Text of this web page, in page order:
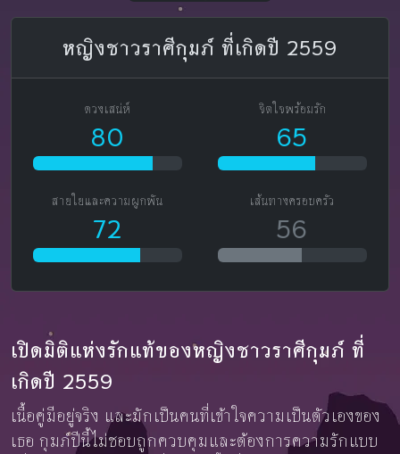
หญิงชาวราศีกุมภ์ ที่เกิดปี 2559
ดวงเสน่ห์
80
จิตใจพร้อมรัก
65
สายใยและความผูกพัน
72
เส้นทางครอบครัว
56
เปิดมิติแห่งรักแท้ของหญิงชาวราศีกุมภ์ ที่
เกิดปี 2559
เนื้อคู่มีอยู่จริง และมักเป็นคนที่เข้าใจความเป็นตัวเองของ
เธอ กุมภ์ปีนี้ไม่ชอบถูกควบคุมและต้องการความรักแบบ